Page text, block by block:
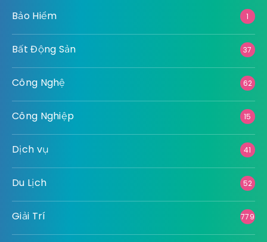
Bảo Hiểm 1
Bất Động Sản 37
Công Nghệ 62
Công Nghiệp 15
Dịch vụ 41
Du Lịch 52
Giải Trí 779